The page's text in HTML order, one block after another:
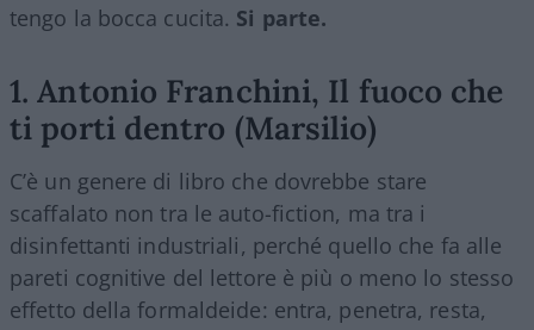
tengo la bocca cucita. Si parte.
1. Antonio Franchini, Il fuoco che
ti porti dentro (Marsilio)
C’è un genere di libro che dovrebbe stare
scaffalato non tra le auto-fiction, ma tra i
disinfettanti industriali, perché quello che fa alle
pareti cognitive del lettore è più o meno lo stesso
effetto della formaldeide: entra, penetra, resta,